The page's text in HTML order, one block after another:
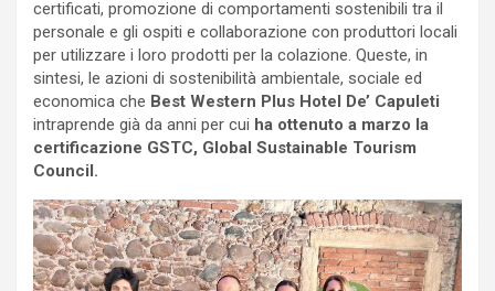
certificati, promozione di comportamenti sostenibili tra il
personale e gli ospiti e collaborazione con produttori locali
per utilizzare i loro prodotti per la colazione. Queste, in
sintesi, le azioni di sostenibilità ambientale, sociale ed
economica che Best Western Plus Hotel De’ Capuleti
intraprende già da anni per cui ha ottenuto a marzo la
certificazione GSTC, Global Sustainable Tourism
Council.